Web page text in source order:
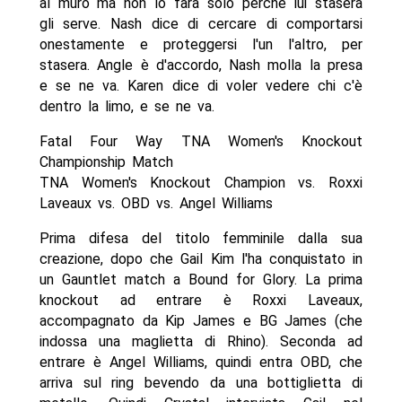
al muro ma non lo farà solo perché lui stasera
gli serve. Nash dice di cercare di comportarsi
onestamente e proteggersi l'un l'altro, per
stasera. Angle è d'accordo, Nash molla la presa
e se ne va. Karen dice di voler vedere chi c'è
dentro la limo, e se ne va.
Fatal Four Way TNA Women's Knockout
Championship Match
TNA Women's Knockout Champion vs. Roxxi
Laveaux vs. OBD vs. Angel Williams
Prima difesa del titolo femminile dalla sua
creazione, dopo che Gail Kim l'ha conquistato in
un Gauntlet match a Bound for Glory. La prima
knockout ad entrare è Roxxi Laveaux,
accompagnato da Kip James e BG James (che
indossa una maglietta di Rhino). Seconda ad
entrare è Angel Williams, quindi entra OBD, che
arriva sul ring bevendo da una bottiglietta di